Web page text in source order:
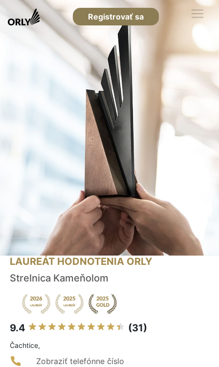
Registrovať sa
LAUREÁT HODNOTENIA ORLY
Strelnica Kameňolom
9.4 (31)
Čachtice,
Zobraziť telefónne číslo